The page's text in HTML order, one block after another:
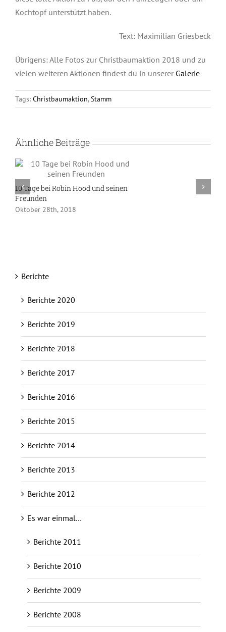
Kochtopf unterstützt haben.
Text: Maximilian Griesbeck
Übrigens: Alle Fotos zur Christbaumaktion 2018 und zu
vielen weiteren Aktionen findest du in unserer Galerie
Tags: Christbaumaktion, Stamm
Ähnliche Beiträge
10 Tage bei Robin Hood und seinen
Freunden
Oktober 28th, 2018
Berichte
Berichte 2020
Berichte 2019
Berichte 2018
Berichte 2017
Berichte 2016
Berichte 2015
Berichte 2014
Berichte 2013
Berichte 2012
Es war einmal…
Berichte 2011
Berichte 2010
Berichte 2009
Berichte 2008